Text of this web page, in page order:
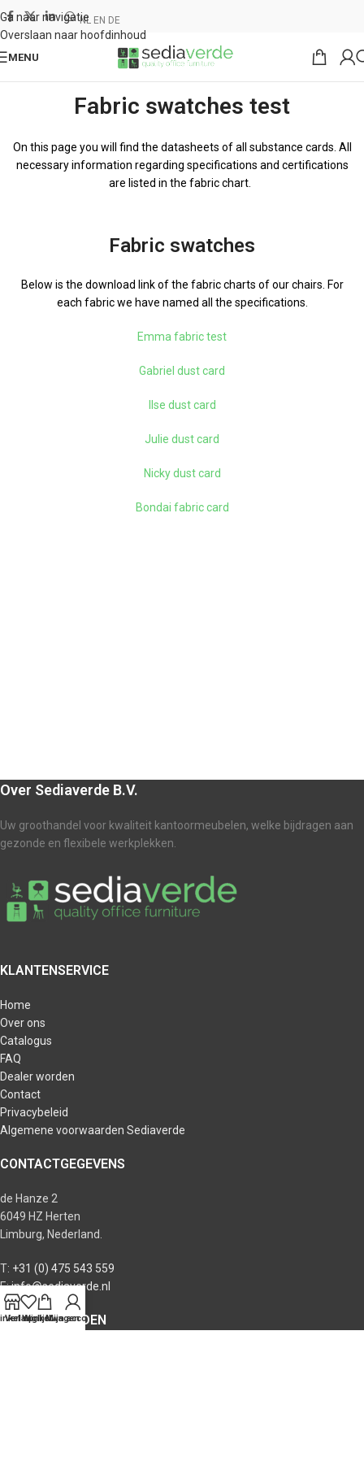
Ga naar navigatie
Overslaan naar hoofdinhoud
NL EN DE
MENU
Fabric swatches test
On this page you will find the datasheets of all substance cards. All
necessary information regarding specifications and certifications
are listed in the fabric chart.
Fabric swatches
Below is the download link of the fabric charts of our chairs. For
each fabric we have named all the specifications.
Emma fabric test
Gabriel dust card
Ilse dust card
Julie dust card
Nicky dust card
Bondai fabric card
Over Sediaverde B.V.
Uw groothandel voor kwaliteit kantoormeubelen, welke bijdragen aan
gezonde en flexibele werkplekken.
KLANTENSERVICE
Home
Over ons
Catalogus
FAQ
Dealer worden
Contact
Privacybeleid
Algemene voorwaarden Sediaverde
CONTACTGEGEVENS
de Hanze 2
6049 HZ Herten
Limburg, Nederland.
T: +31 (0) 475 543 559
E:info@sediaverde.nl
OPENINGSTIJDEN
op
Verlanglijst
Winkelwagen
Mijn account